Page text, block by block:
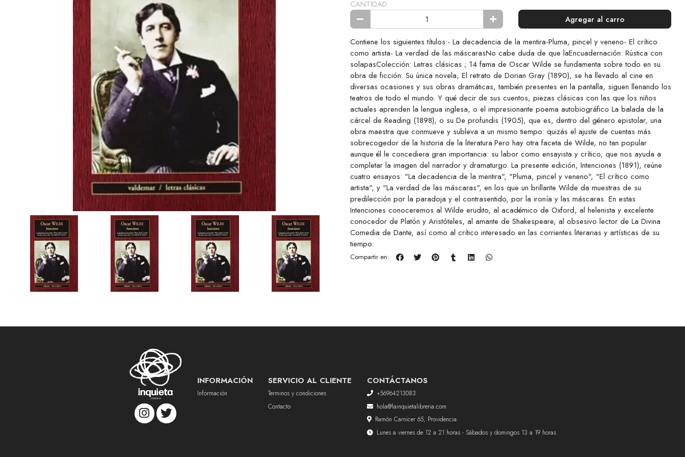
CANTIDAD
Agregar al carro
Contiene los siguientes títulos:- La decadencia de la mentira-Pluma, pincel y veneno- El crítico
como artista- La verdad de las máscarasNo cabe duda de que laEncuadernación: Rústica con
solapasColección: Letras clásicas ; 14 fama de Oscar Wilde se fundamenta sobre todo en su
obra de ficción. Su única novela, El retrato de Dorian Gray (1890), se ha llevado al cine en
diversas ocasiones y sus obras dramáticas, también presentes en la pantalla, siguen llenando los
teatros de todo el mundo. Y qué decir de sus cuentos, piezas clásicas con las que los niños
actuales aprenden la lengua inglesa, o el impresionante poema autobiográfico La balada de la
cárcel de Reading (1898), o su De profundis (1905), que es, dentro del género epistolar, una
obra maestra que conmueve y subleva a un mismo tiempo: quizás el ajuste de cuentas más
sobrecogedor de la historia de la literatura.Pero hay otra faceta de Wilde, no tan popular
aunque él le concediera gran importancia: su labor como ensayista y crítico, que nos ayuda a
completar la imagen del narrador y dramaturgo. La presente edición, Intenciones (1891), reúne
cuatro ensayos: "La decadencia de la mentira", "Pluma, pincel y veneno", "El crítico como
artista", y "La verdad de las máscaras", en los que un brillante Wilde da muestras de su
predilección por la paradoja y el contrasentido, por la ironía y las máscaras. En estas
Intenciones conoceremos al Wilde erudito, al académico de Oxford, al helenista y excelente
conocedor de Platón y Aristóteles, al amante de Shakespeare, al obsesivo lector de La Divina
Comedia de Dante, así como al crítico interesado en las corrientes literarias y artísticas de su
tiempo.
Compartir en:
INFORMACIÓN
Información
SERVICIO AL CLIENTE
Terminos y condiciones
Contacto
CONTÁCTANOS
+56964213083
hola@lainquietalibreria.com
Ramón Carnicer 65, Providencia.
Lunes a viernes de 12 a 21 horas - Sábados y domingos 13 a 19 horas